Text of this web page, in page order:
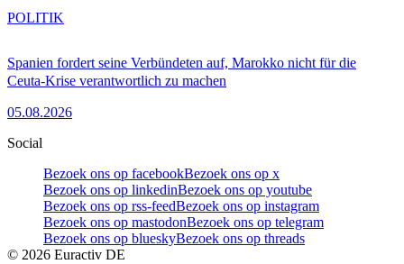
Spanien fordert seine Verbündeten auf, Marokko nicht für die
Ceuta-Krise verantwortlich zu machen
05.08.2026
POLITIK
Social
Bezoek ons op facebookBezoek ons op x
Bezoek ons op linkedinBezoek ons op youtube
Bezoek ons op rss-feedBezoek ons op instagram
Bezoek ons op mastodonBezoek ons op telegram
Bezoek ons op blueskyBezoek ons op threads
© 2026 Euractiv DE